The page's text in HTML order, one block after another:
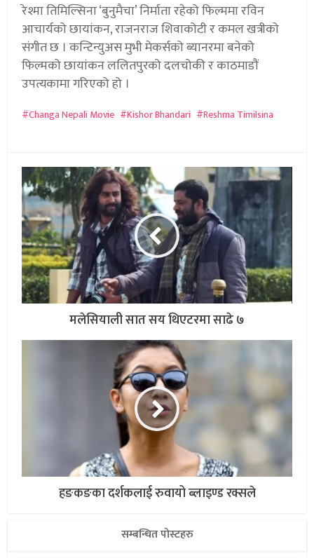
रेश्मा तिमिल्सिना ‘बुनुमैचा’ निर्माता रहेको फिल्ममा रविन
आचार्यको छायांकन, राजनराज शिवाकोटी र कमल खत्रीको
संगीत छ । कन्टिन्युअस मुभी मेकर्सको ब्यानरमा बनेको
फिल्मको छायांकन ललितपुरको दलचोकी र काठमाडौं
उपत्यकामा गरिएको हो ।
Changa Nepali Movie Kishor Bhandari Reshma Timilsina
मलेसियाली सात सय थिएटरमा साढे ७
हङकङका दर्शकलाई रुवायो ब्लाइण्ड रक्सले
सम्बन्धित पोस्टहरु